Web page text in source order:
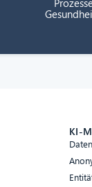
KI-